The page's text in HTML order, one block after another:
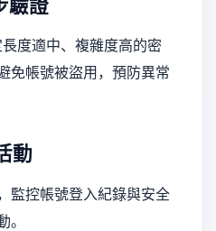
驗證
度適中、複雜度高的密
免帳號被盜用，預防異常
動
監控帳號登入紀錄與安全